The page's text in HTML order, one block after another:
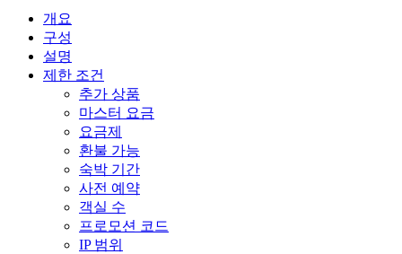
개요
구성
설명
제한 조건
추가 상품
마스터 요금
요금제
환불 가능
숙박 기간
사전 예약
객실 수
프로모션 코드
IP 범위